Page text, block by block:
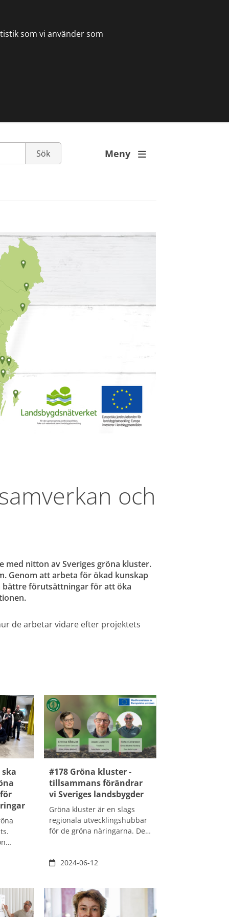
som vi använder som
Meny 
Förstora bilden
och
nitton av Sveriges gröna kluster.
Genom att arbeta för ökad kunskap
bättre förutsättningar för att öka
webbplats, öppnas i nytt fönster.
de arbetar vidare efter projektets
#178 Gröna kluster -
tillsammans förändrar
vi Sveriges landsbygder
Gröna kluster är en slags
regionala utvecklingshubbar
för de gröna näringarna. Det
gemensamt är att där samlas
innovationscenter,
utbildningar och
2024-06-12